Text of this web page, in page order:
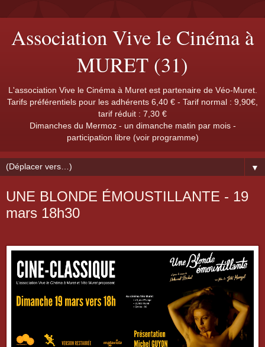
Association Vive le Cinéma à
MURET (31)
L'association Vive le Cinéma à Muret est partenaire de Véo-Muret.
Tarifs préférentiels pour les adhérents 6,40 € - Tarif normal : 9,90€,
tarif réduit : 7,30 €
Dimanches du Mermoz - un dimanche matin par mois -
participation libre (voir programme)
▼
UNE BLONDE ÉMOUSTILLANTE - 19
mars 18h30